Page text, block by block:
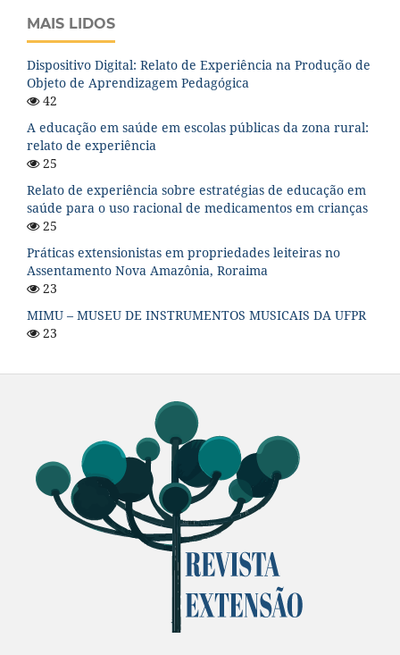
MAIS LIDOS
Dispositivo Digital: Relato de Experiência na Produção de
Objeto de Aprendizagem Pedagógica
42
A educação em saúde em escolas públicas da zona rural:
relato de experiência
25
Relato de experiência sobre estratégias de educação em
saúde para o uso racional de medicamentos em crianças
25
Práticas extensionistas em propriedades leiteiras no
Assentamento Nova Amazônia, Roraima
23
MIMU – MUSEU DE INSTRUMENTOS MUSICAIS DA UFPR
23